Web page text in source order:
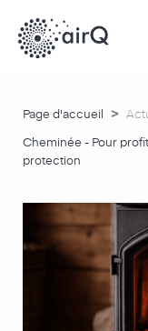
Page d'accueil >
Cheminée - Pour
protection